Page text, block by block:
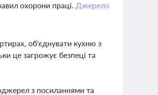
охорони праці. Джерело
об'єднувати кухню з
це загрожує безпеці та
з посиланнями та